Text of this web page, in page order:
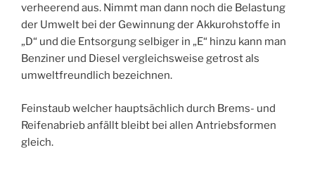
verheerend aus. Nimmt man dann noch die Belastung
der Umwelt bei der Gewinnung der Akkurohstoffe in
„D“ und die Entsorgung selbiger in „E“ hinzu kann man
Benziner und Diesel vergleichsweise getrost als
umweltfreundlich bezeichnen.
Feinstaub welcher hauptsächlich durch Brems- und
Reifenabrieb anfällt bleibt bei allen Antriebsformen
gleich.